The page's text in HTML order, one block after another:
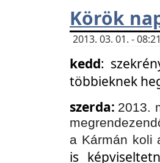
Körök
2013. 03. 01. -
kedd:
többieknek
szerda: 2013.
a Kármán koli
is